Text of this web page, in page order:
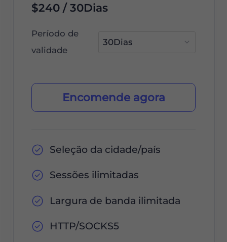
$240 / 30Dias
Período de
validade
Encomende agora
Seleção da cidade/país
Sessões ilimitadas
Largura de banda ilimitada
HTTP/SOCKS5